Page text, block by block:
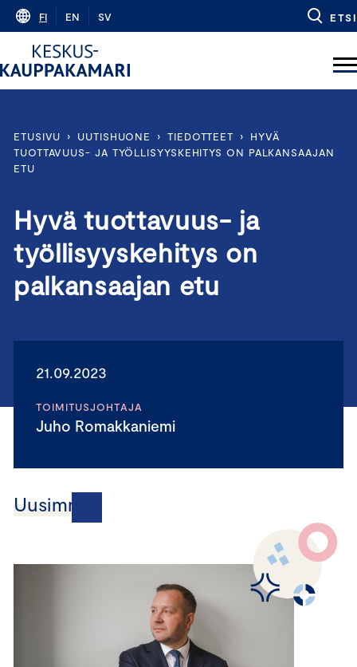
Skip
content
FI EN SV ETSI
ETUSIVU › UUTISHUONE › TIEDOTTEET ›
HYVÄ
TUOTTAVUUS- JA TYÖLLISYYSKEHITYS ON PALKANSAAJAN
ETU
Hyvä tuottavuus- ja
työllisyyskehitys on
palkansaajan etu
21.09.2023
TOIMITUSJOHTAJA
Juho Romakkaniemi
Uusimmat